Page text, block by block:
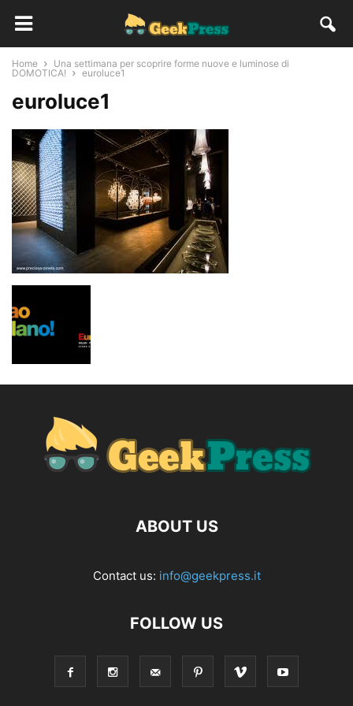
Home
Una settimana per scoprire forme nuove e luminose di
DOMOTICA!
euroluce1
euroluce1
ABOUT US
Contact us: info@geekpress.it
FOLLOW US